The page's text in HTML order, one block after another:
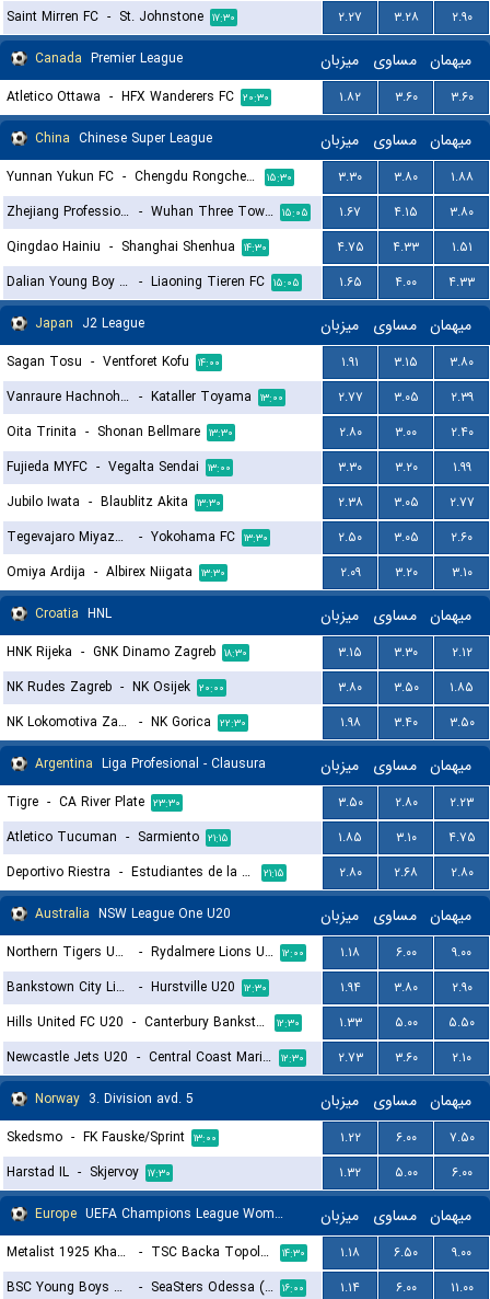
Saint Mirren FC - St. Johnstone ۱۷:۳۰ ۲.۲۷ ۳.۲۸
۲.۹۰
Canada Premier League میزبان مساوی میهمان
Atletico Ottawa - HFX Wanderers FC ۲۰:۳۰ ۱.۸۲ ۳.۶۰
۳.۶۰
China Chinese Super League میزبان مساوی میهمان
Yunnan Yukun FC - Chengdu Rongcheng FC ۱۵:۳۰ ۳.۳۰ ۳.۸۰
۱.۸۸
Zhejiang Professional FC - Wuhan Three Towns ۱۵:۰۵ ۱.۶۷ ۴.۱۵
۳.۸۰
Qingdao Hainiu - Shanghai Shenhua ۱۴:۳۰ ۴.۷۵ ۴.۳۳
۱.۵۱
Dalian Young Boy FC - Liaoning Tieren FC ۱۵:۰۵ ۱.۶۵ ۴.۰۰
۴.۳۳
Japan J2 League میزبان مساوی میهمان
Sagan Tosu - Ventforet Kofu ۱۴:۰۰ ۱.۹۱ ۳.۱۵
۳.۸۰
Vanraure Hachnohe FC - Kataller Toyama ۱۳:۰۰ ۲.۷۷ ۳.۰۵
۲.۳۹
Oita Trinita - Shonan Bellmare ۱۳:۳۰ ۲.۸۰ ۳.۰۰
۲.۴۰
Fujieda MYFC - Vegalta Sendai ۱۳:۰۰ ۳.۳۰ ۳.۲۰
۱.۹۹
Jubilo Iwata - Blaublitz Akita ۱۳:۳۰ ۲.۳۸ ۳.۰۵
۲.۷۷
Tegevajaro Miyazaki
- Yokohama FC ۱۳:۳۰ ۲.۵۰ ۳.۰۵
۲.۶۰
Omiya Ardija - Albirex Niigata ۱۳:۳۰ ۲.۰۹ ۳.۲۰
۳.۱۰
Croatia HNL میزبان مساوی میهمان
HNK Rijeka - GNK Dinamo Zagreb ۱۸:۳۰ ۳.۱۵ ۳.۳۰
۲.۱۲
NK Rudes Zagreb - NK Osijek ۲۰:۰۰ ۳.۸۰ ۳.۵۰
۱.۸۵
NK Lokomotiva Zagreb
- NK Gorica ۲۲:۳۰ ۱.۹۸ ۳.۴۰
۳.۵۰
Argentina Liga Profesional - Clausura میزبان مساوی میهمان
Tigre - CA River Plate ۲۳:۳۰ ۳.۵۰ ۲.۸۰
۲.۲۳
Atletico Tucuman - Sarmiento ۲۱:۱۵ ۱.۸۵ ۳.۱۰
۴.۷۵
Deportivo Riestra - Estudiantes de la Plata ۲۱:۱۵ ۲.۸۰ ۲.۶۸
۲.۸۰
Australia NSW League One U20 میزبان مساوی میهمان
Northern Tigers U20 - Rydalmere Lions U20 ۱۲:۰۰ ۱.۱۸ ۶.۰۰
۹.۰۰
Bankstown City Lions U20
- Hurstville U20 ۱۲:۳۰ ۱.۹۴ ۳.۸۰
۲.۹۰
Hills United FC U20 - Canterbury Bankstown U20 ۱۲:۳۰ ۱.۳۳ ۵.۰۰
۵.۵۰
Newcastle Jets U20 - Central Coast Mariners U20 ۱۲:۳۰ ۲.۷۳ ۳.۶۰
۲.۱۰
Norway 3. Division avd. 5 میزبان مساوی میهمان
Skedsmo - FK Fauske/Sprint ۱۳:۰۰ ۱.۲۲ ۶.۰۰
۷.۵۰
Harstad IL - Skjervoy ۱۷:۳۰ ۱.۳۲ ۵.۰۰
۶.۰۰
Europe UEFA Champions League Women Qualification میزبان مساوی میهمان
Metalist 1925 Kharkiv (W) - TSC Backa Topola (W) ۱۴:۳۰ ۱.۱۸ ۶.۵۰
۹.۰۰
BSC Young Boys Berna (W)
- SeaSters Odessa (W) ۱۶:۰۰ ۱.۱۴ ۶.۰۰
۱۱.۰۰